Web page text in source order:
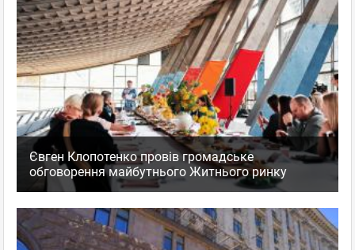
Євген Клопотенко провів громадське
обговорення майбутнього Житнього ринку